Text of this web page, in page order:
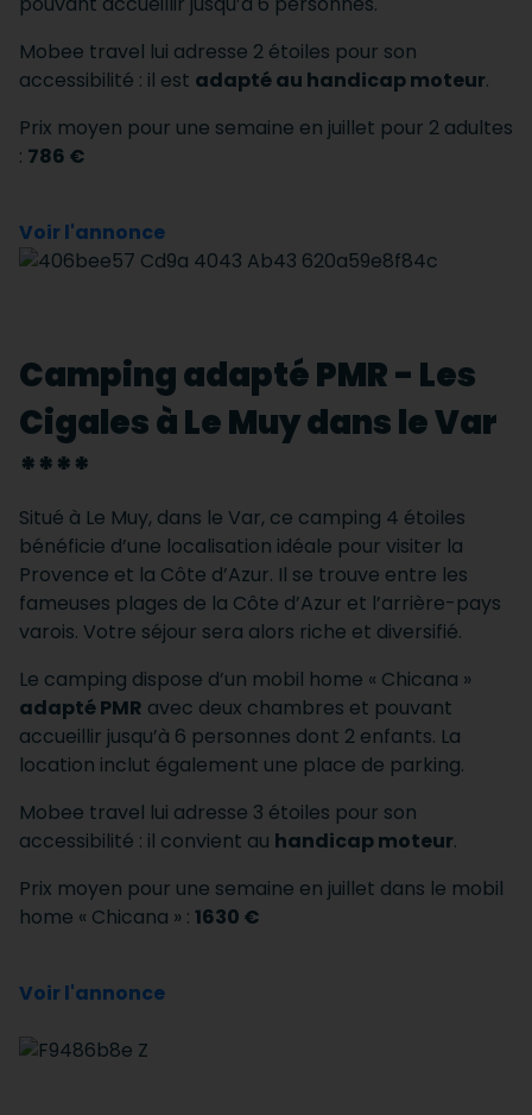
Mobee travel lui adresse 2 étoiles pour son
accessibilité : il est adapté au handicap moteur.
Prix moyen pour une semaine en juillet pour 2 adultes
: 786 €
Voir l'annonce
Camping adapté PMR - Les
Cigales à Le Muy dans le Var
****
Situé à Le Muy, dans le Var, ce camping 4 étoiles
bénéficie d’une localisation idéale pour visiter la
Provence et la Côte d’Azur. Il se trouve entre les
fameuses plages de la Côte d’Azur et l’arrière-pays
varois. Votre séjour sera alors riche et diversifié.
Le camping dispose d’un mobil home « Chicana »
adapté PMR avec deux chambres et pouvant
accueillir jusqu’à 6 personnes dont 2 enfants. La
location inclut également une place de parking.
Mobee travel lui adresse 3 étoiles pour son
accessibilité : il convient au handicap moteur.
Prix moyen pour une semaine en juillet dans le mobil
home « Chicana » : 1630 €
Voir l'annonce